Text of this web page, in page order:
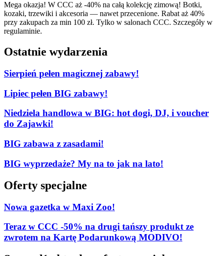
Mega okazja! W CCC aż -40% na całą kolekcję zimową! Botki,
kozaki, trzewiki i akcesoria — nawet przecenione. Rabat aż 40%
przy zakupach za min 100 zł. Tylko w salonach CCC. Szczegóły w
regulaminie.
Ostatnie wydarzenia
Sierpień pełen magicznej zabawy!
Lipiec pełen BIG zabawy!
Niedziela handlowa w BIG: hot dogi, DJ, i voucher
do Zajawki!
BIG zabawa z zasadami!
BIG wyprzedaże? My na to jak na lato!
Oferty specjalne
Nowa gazetka w Maxi Zoo!
Teraz w CCC -50% na drugi tańszy produkt ze
zwrotem na Kartę Podarunkową MODIVO!